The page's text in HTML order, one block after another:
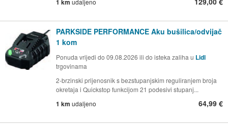
1 km
PARKSIDE PERFORMANCE Aku bušilica/odvijač
1 kom
Ponuda vrijedi do 09.08.2026 ili do isteka zaliha u Lidl
trgovinama
2-brzinski prijenosnik s bezstupanjskim reguliranjem broja
okretaja i Quickstop funkcijom 21 podesivi stupanj...
1 km udaljeno 64,99 €